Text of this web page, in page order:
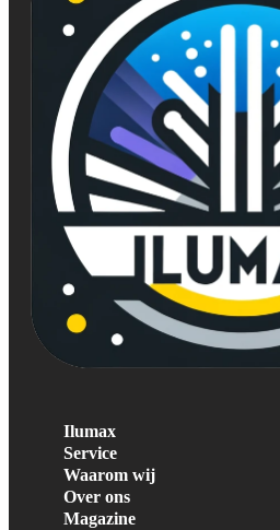
Ilumax
Service
Waarom wij
Over ons
Magazine